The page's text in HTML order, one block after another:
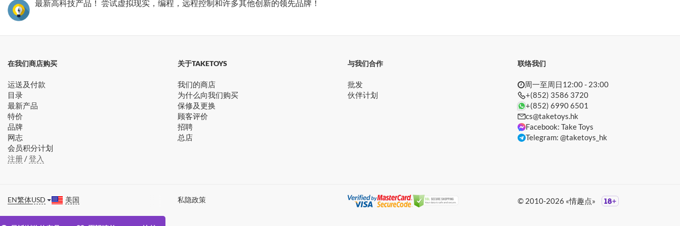
最新高科技产品！ 尝试虚拟现实，编程，远程控制和许多其他创新的领先品牌！
在我们商店购买
运送及付款
目录
最新产品
特价
品牌
网志
会员积分计划
注册/登入
关于TAKETOYS
我们的商店
为什么向我们购买
保修及更换
顾客评价
招聘
总店
与我们合作
批发
伙伴计划
联络我们
周一至周日12:00 - 23:00
+(852) 3586 3720
+(852) 6990 6501
cs@taketoys.hk
Facebook: Take Toys
Telegram: @taketoys_hk
EN繁体USD 美国 私隐政策 © 2010-2026 «情趣点»